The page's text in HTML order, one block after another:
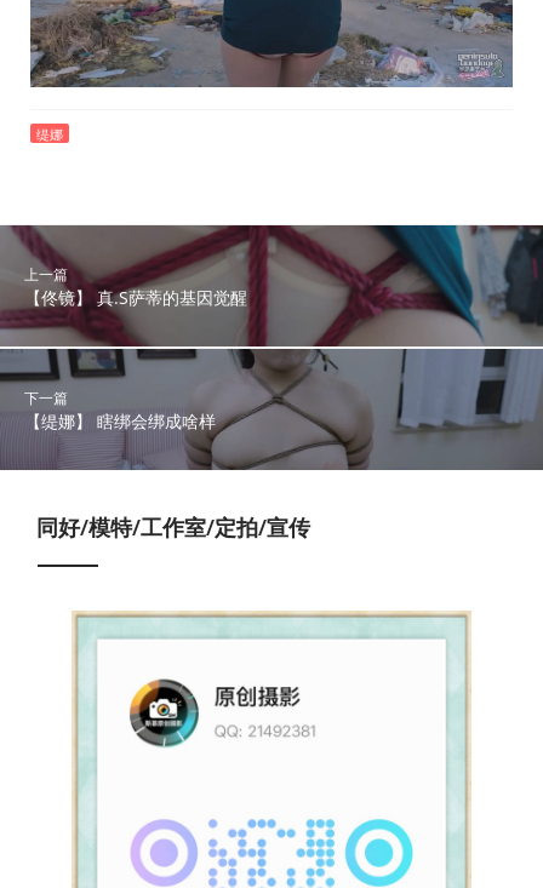
缇娜
上一篇
【佟镜】 真.S萨蒂的基因觉醒
下一篇
【缇娜】 瞎绑会绑成啥样
同好/模特/工作室/定拍/宣传